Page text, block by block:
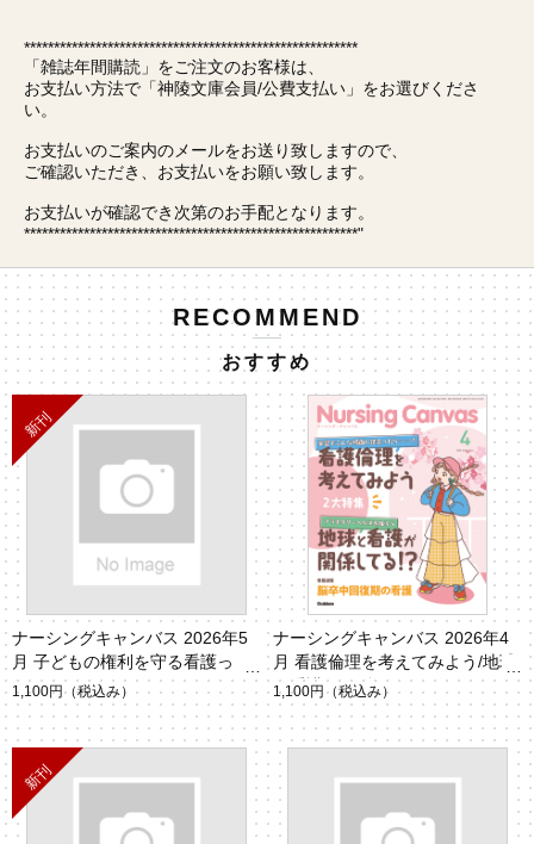
********************************************************
「雑誌年間購読」をご注文のお客様は、
お支払い方法で「神陵文庫会員/公費支払い」をお選びくださ
い。
お支払いのご案内のメールをお送り致しますので、
ご確認いただき、お支払いをお願い致します。
お支払いが確認でき次第のお手配となります。
********************************************************"
RECOMMEND
おすすめ
ナーシングキャンバス 2026年5
月 子どもの権利を守る看護っ
て？（Vol.14 No.5）
1,100円 （税込み）
ナーシングキャンバス 2026年4
月 看護倫理を考えてみよう/地球
と看護が関係している！？（Vol.
14 No.4）
1,100円 （税込み）